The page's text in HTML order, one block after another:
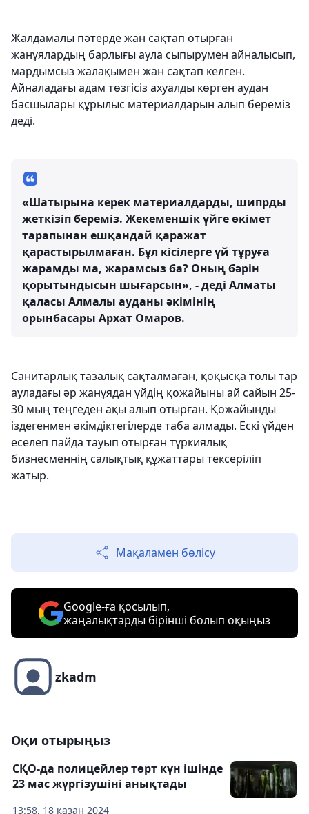
Жалдамалы пәтерде жан сақтап отырған
жанұялардың барлығы аула сыпырумен айналысып,
мардымсыз жалақымен жан сақтап келген.
Айналадағы адам төзгісіз ахуалды көрген аудан
басшылары құрылыс материалдарын алып береміз
деді.
«Шатырына керек материалдарды, шипрды
жеткізіп береміз. Жекеменшік үйге өкімет
тарапынан ешқандай қаражат
қарастырылмаған. Бұл кісілерге үй тұруға
жарамды ма, жарамсыз ба? Оның бәрін
қорытындысын шығарсын», - деді Алматы
қаласы Алмалы ауданы әкімінің
орынбасары Архат Омаров.
Санитарлық тазалық сақталмаған, қоқысқа толы тар
ауладағы әр жанұядан үйдің қожайыны ай сайын 25-
30 мың теңгеден ақы алып отырған. Қожайынды
іздегенмен әкімдіктегілерде таба алмады. Ескі үйден
еселеп пайда тауып отырған түркиялық
бизнесменнің салықтық құжаттары тексеріліп
жатыр.
Мақаламен бөлісу
Google-ға қосылып,
жаңалықтарды бірінші болып оқыңыз
zkadm
Оқи отырыңыз
13:58, 18 қазан 2024
СҚО-да полицейлер төрт күн ішінде
23 мас жүргізушіні анықтады